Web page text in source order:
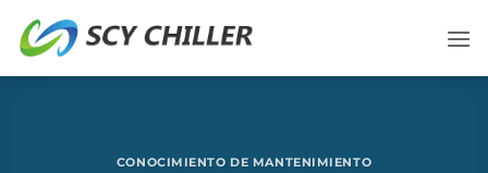
CONOCIMIENTO DE MANTENIMIENTO